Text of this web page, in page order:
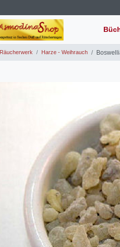
Räucherwerk Harze - Weihrauch